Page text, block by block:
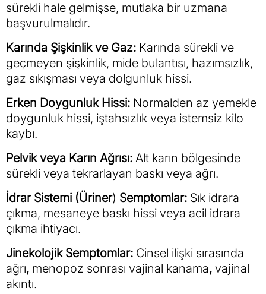
sürekli hale gelmişse, mutlaka bir uzmana
başvurulmalıdır.
Karında Şişkinlik ve Gaz: Karında sürekli ve
geçmeyen şişkinlik, mide bulantısı, hazımsızlık,
gaz sıkışması veya dolgunluk hissi.
Erken Doygunluk Hissi: Normalden az yemekle
doygunluk hissi, iştahsızlık veya istemsiz kilo
kaybı.
Pelvik veya Karın Ağrısı: Alt karın bölgesinde
sürekli veya tekrarlayan baskı veya ağrı.
İdrar Sistemi (Üriner) Semptomlar: Sık idrara
çıkma, mesaneye baskı hissi veya acil idrara
çıkma ihtiyacı.
Jinekolojik Semptomlar: Cinsel ilişki sırasında
ağrı, menopoz sonrası vajinal kanama, vajinal
akıntı.